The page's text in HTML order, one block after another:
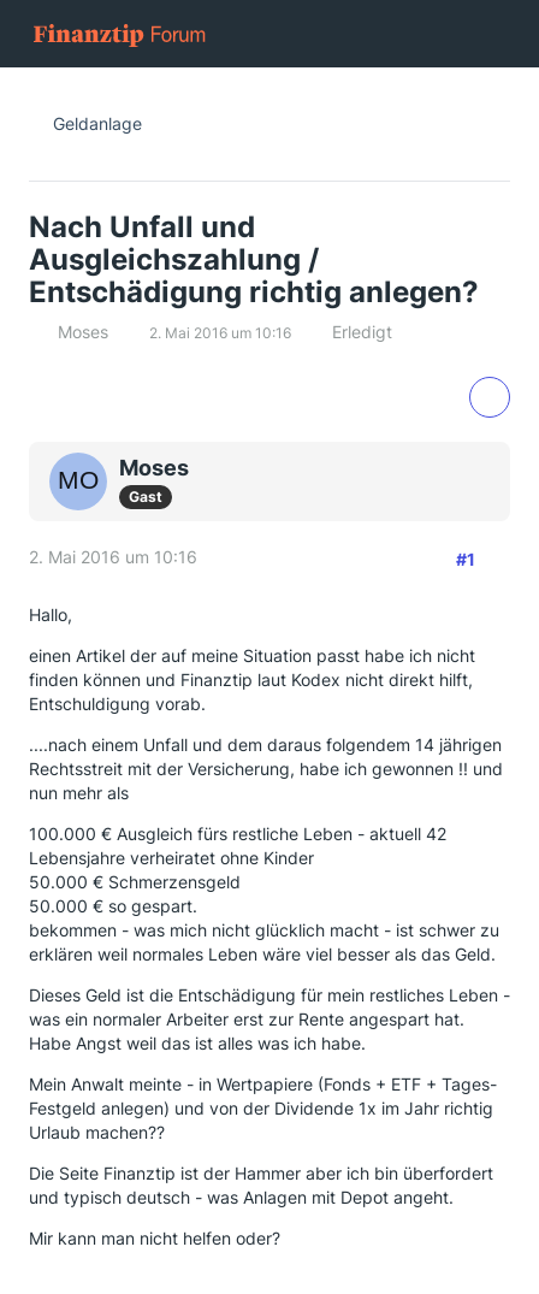
Geldanlage
Nach Unfall und
Ausgleichszahlung /
Entschädigung richtig anlegen?
Moses 2. Mai 2016 um 10:16 Erledigt
Moses
Gast
2. Mai 2016 um 10:16 #1
Hallo,
einen Artikel der auf meine Situation passt habe ich nicht
finden können und Finanztip laut Kodex nicht direkt hilft,
Entschuldigung vorab.
....nach einem Unfall und dem daraus folgendem 14 jährigen
Rechtsstreit mit der Versicherung, habe ich gewonnen !! und
nun mehr als
100.000 € Ausgleich fürs restliche Leben - aktuell 42
Lebensjahre verheiratet ohne Kinder
50.000 € Schmerzensgeld
50.000 € so gespart.
bekommen - was mich nicht glücklich macht - ist schwer zu
erklären weil normales Leben wäre viel besser als das Geld.
Dieses Geld ist die Entschädigung für mein restliches Leben -
was ein normaler Arbeiter erst zur Rente angespart hat.
Habe Angst weil das ist alles was ich habe.
Mein Anwalt meinte - in Wertpapiere (Fonds + ETF + Tages-
Festgeld anlegen) und von der Dividende 1x im Jahr richtig
Urlaub machen??
Die Seite Finanztip ist der Hammer aber ich bin überfordert
und typisch deutsch - was Anlagen mit Depot angeht.
Mir kann man nicht helfen oder?